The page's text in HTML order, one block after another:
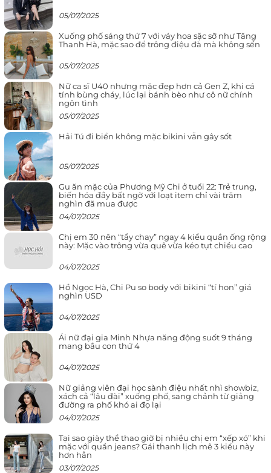
05/07/2025
Xuống phố sáng thứ 7 với váy hoa sặc sỡ như Tăng
Thanh Hà, mặc sao để trông điệu đà mà không sến
05/07/2025
Nữ ca sĩ U40 nhưng mặc đẹp hơn cả Gen Z, khi cá
tính bùng cháy, lúc lại bánh bèo như cô nữ chính
ngôn tình
05/07/2025
Hải Tú đi biển không mặc bikini vẫn gây sốt
05/07/2025
Gu ăn mặc của Phương Mỹ Chi ở tuổi 22: Trẻ trung,
biến hóa đầy bất ngờ với loạt item chỉ vài trăm
nghìn đã mua được
04/07/2025
Chị em 30 nên “tẩy chay” ngay 4 kiểu quần ống rộng
này: Mặc vào trông vừa quê vừa kéo tụt chiều cao
04/07/2025
Hồ Ngọc Hà, Chi Pu so body với bikini “tí hon” giá
nghìn USD
04/07/2025
Ái nữ đại gia Minh Nhựa năng động suốt 9 tháng
mang bầu con thứ 4
04/07/2025
Nữ giảng viên đại học sành điệu nhất nhì showbiz,
xách cả “lâu đài” xuống phố, sang chảnh từ giảng
đường ra phố khó ai đọ lại
04/07/2025
Tại sao giày thể thao giờ bị nhiều chị em “xếp xó” khi
mặc với quần jeans? Gái thanh lịch mê 3 kiểu này
hơn hẳn
03/07/2025